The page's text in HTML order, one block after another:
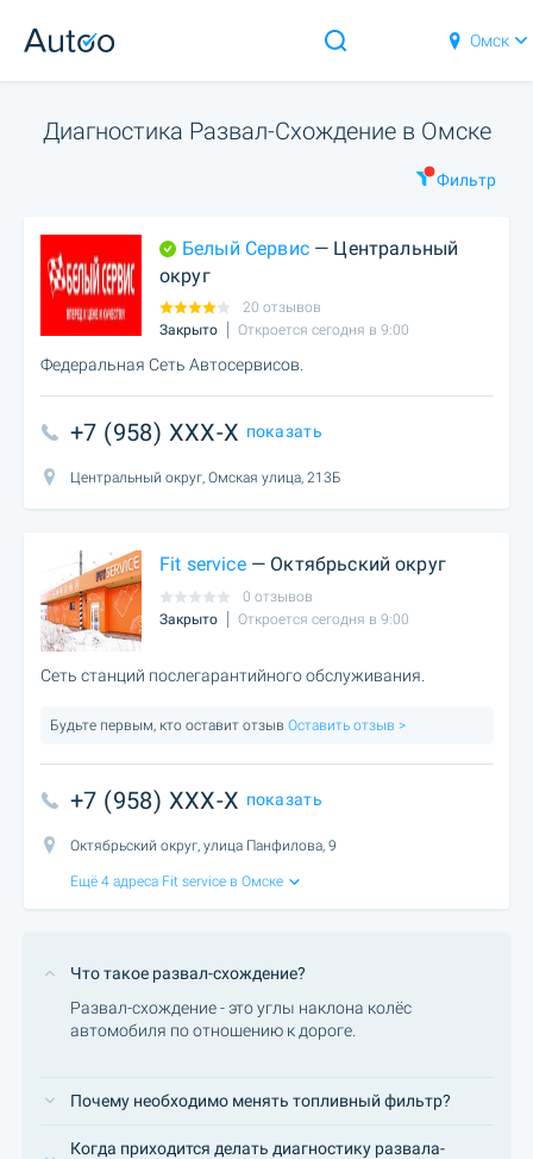
Омск
Диагностика Развал-Схождение в Омске
Фильтр
Белый Сервис— Центральный
округ
20 отзывов
Закрыто
Откроется сегодня в 9:00
Федеральная Сеть Автосервисов.
+7 (958) XXX-X показать
Центральный округ, Омская улица, 213Б
Fit service— Октябрьский округ
0 отзывов
Закрыто
Откроется сегодня в 9:00
Сеть станций послегарантийного обслуживания.
Будьте первым, кто оставит отзыв Оставить отзыв >
+7 (958) XXX-X показать
Октябрьский округ, улица Панфилова, 9
Ещё 4 адреса Fit service в Омске
Что такое развал-схождение?
Развал-схождение - это углы наклона колёс
автомобиля по отношению к дороге.
Почему необходимо менять топливный фильтр?
Когда приходится делать диагностику развала-